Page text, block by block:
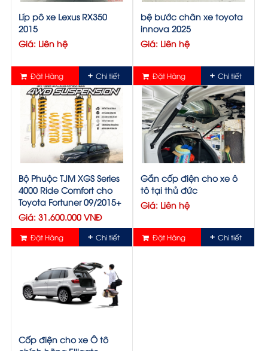
Líp pô xe Lexus RX350
2015
Giá: Liên hệ
Đặt Hàng Chi tiết
bệ bước chân xe toyota
innova 2025
Giá: Liên hệ
Đặt Hàng Chi tiết
Bộ Phuộc TJM XGS Series
4000 Ride Comfort cho
Toyota Fortuner 09/2015+
Giá: 31.600.000 VNĐ
Đặt Hàng Chi tiết
Gắn cốp điện cho xe ô
tô tại thủ đức
Giá: Liên hệ
Đặt Hàng Chi tiết
Cốp điện cho xe Ô tô